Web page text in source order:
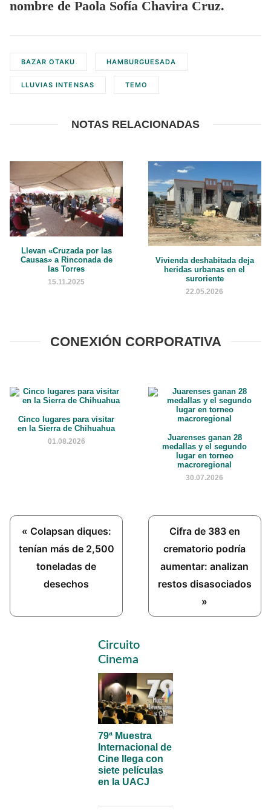
nombre de Paola Sofía Chavira Cruz.
BAZAR OTAKU HAMBURGUESADA
LLUVIAS INTENSAS TEMO
NOTAS RELACIONADAS
Llevan «Cruzada por las
Causas» a Rinconada de
las Torres
15.11.2025
Vivienda deshabitada deja
heridas urbanas en el
suroriente
22.05.2026
CONEXIÓN CORPORATIVA
Cinco lugares para visitar
en la Sierra de Chihuahua
01.08.2026
Juarenses ganan 28
medallas y el segundo
lugar en torneo
macroregional
30.07.2026
Previous
Post:
« Colapsan diques:
tenían más de 2,500
toneladas de
desechos
Next
Post:
Cifra de 383 en
crematorio podría
aumentar: analizan
restos disasociados
»
Primary
Sidebar
Circuito
Cinema
79ª Muestra
Internacional de
Cine llega con
siete películas
en la UACJ